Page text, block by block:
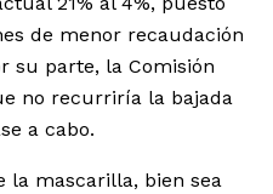
de menor recaudación
su parte, la Comisión
no recurriría la bajada
a cabo.
la mascarilla, bien sea